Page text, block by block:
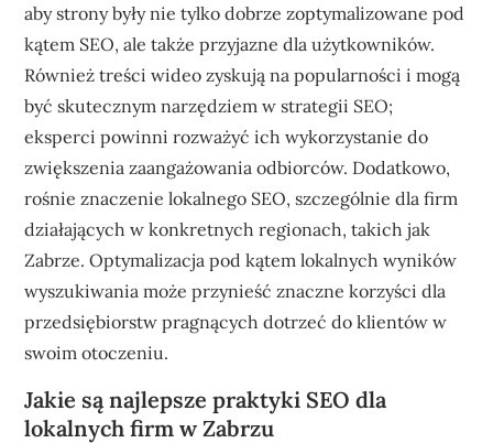
aby strony były nie tylko dobrze zoptymalizowane pod
kątem SEO, ale także przyjazne dla użytkowników.
Również treści wideo zyskują na popularności i mogą
być skutecznym narzędziem w strategii SEO;
eksperci powinni rozważyć ich wykorzystanie do
zwiększenia zaangażowania odbiorców. Dodatkowo,
rośnie znaczenie lokalnego SEO, szczególnie dla firm
działających w konkretnych regionach, takich jak
Zabrze. Optymalizacja pod kątem lokalnych wyników
wyszukiwania może przynieść znaczne korzyści dla
przedsiębiorstw pragnących dotrzeć do klientów w
swoim otoczeniu.
Jakie są najlepsze praktyki SEO dla
lokalnych firm w Zabrzu